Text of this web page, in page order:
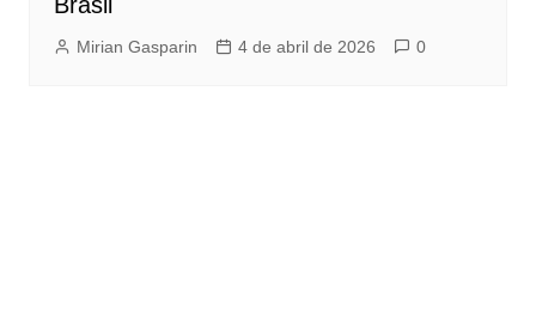
Mirian Gasparin 4 de abril de 2026 0